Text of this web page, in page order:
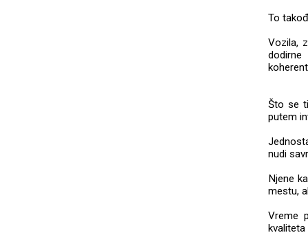
To
Vozila,
Što se
putem
nudi
Njene
mestu,
Vreme
kvaliteta